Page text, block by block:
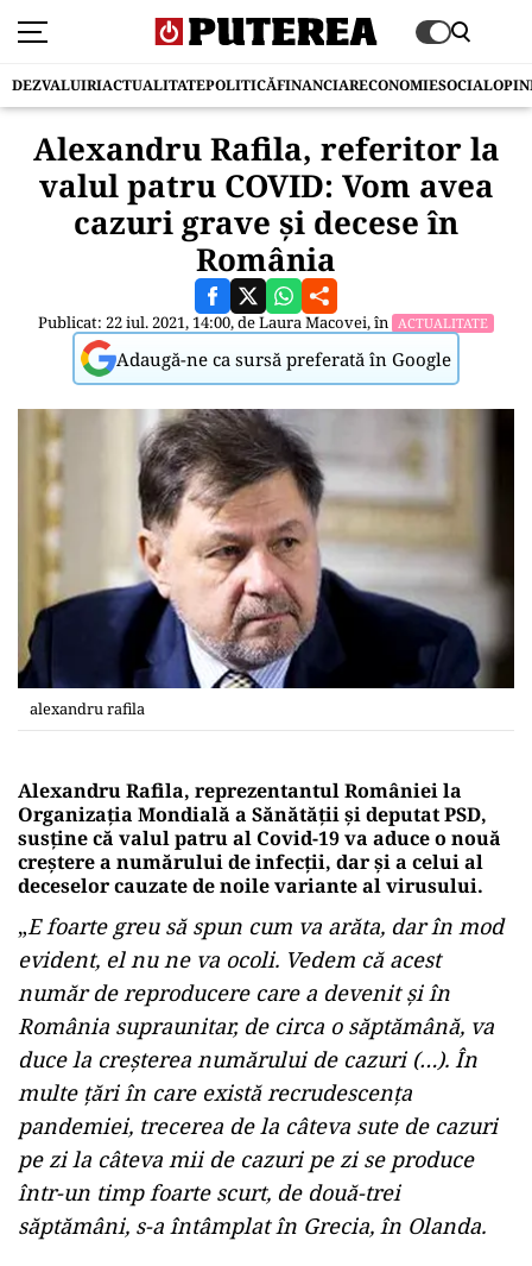
DEZVALUIRIACTUALITATEPOLITICĂFINANCIARECONOMIESOCIAL
Alexandru Rafila, referitor la
valul patru COVID: Vom avea
cazuri grave și decese în
România
Publicat: 22 iul. 2021, 14:00, deLaura Macovei, în ACTUALITATE
Adaugă-ne ca sursă preferată în Google
alexandru rafila
Alexandru Rafila, reprezentantul României la
Organizația Mondială a Sănătății și deputat PSD,
susține că valul patru al Covid-19 va aduce o nouă
creștere a numărului de infecții, dar și a celui al
deceselor cauzate de noile variante al virusului.
„E foarte greu să spun cum va arăta, dar în mod
evident, el nu ne va ocoli. Vedem că acest
număr de reproducere care a devenit și în
România supraunitar, de circa o săptămână, va
duce la creșterea numărului de cazuri (…). În
multe țări în care există recrudescența
pandemiei, trecerea de la câteva sute de cazuri
pe zi la câteva mii de cazuri pe zi se produce
într-un timp foarte scurt, de două-trei
săptămâni, s-a întâmplat în Grecia, în Olanda.